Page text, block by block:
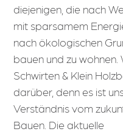
diejenigen, die nach
mit sparsamem
nach ökologischen
bauen und zu wohnen.
Schwirten & Klein
darüber, denn es ist
Verständnis vom
Bauen. Die aktuelle